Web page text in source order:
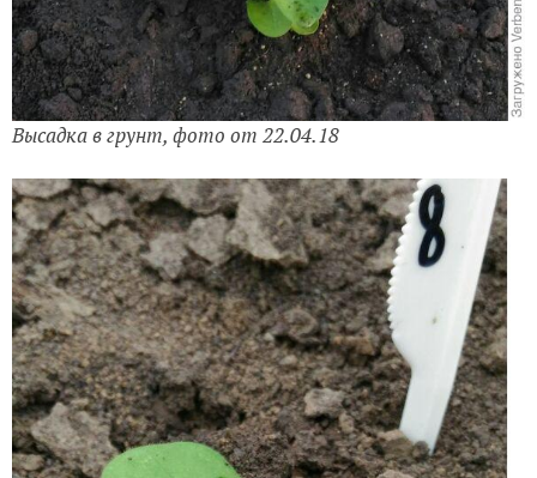
Высадка в грунт, фото от 22.04.18